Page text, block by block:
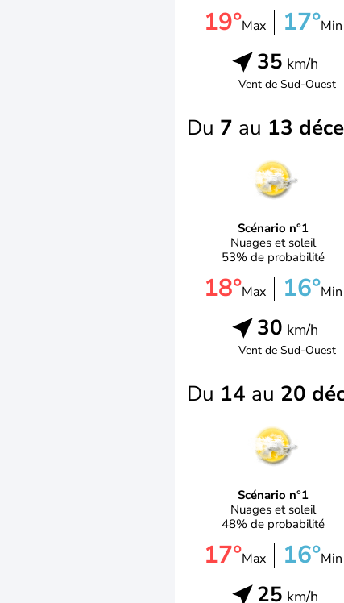
19°Max 17°Min
35 km/h
Vent deSud-Ouest
Du 7 au 13
Scénario n°1
Nuages et soleil
53% de probabilité
18°Max 16°Min
30 km/h
Vent deSud-Ouest
Du 14 au 20
Scénario n°1
Nuages et soleil
48% de probabilité
17°Max 16°Min
25 km/h